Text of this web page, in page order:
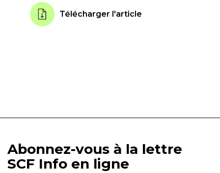
Télécharger l'article
Abonnez-vous à la lettre
SCF Info en ligne